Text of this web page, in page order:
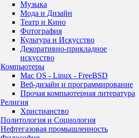
Музыка
Мода и Дизайн
Театр и Кино
Фотография
Культура и Искусство
Декоративно-прикладное
искусство
Компьютеры
Mac OS - Linux - FreeBSD
Веб-дизайн и программирование
Прочая компьютерная литература
Религия
Христианство
Политология и Социология
Нефтегазовая промышленность